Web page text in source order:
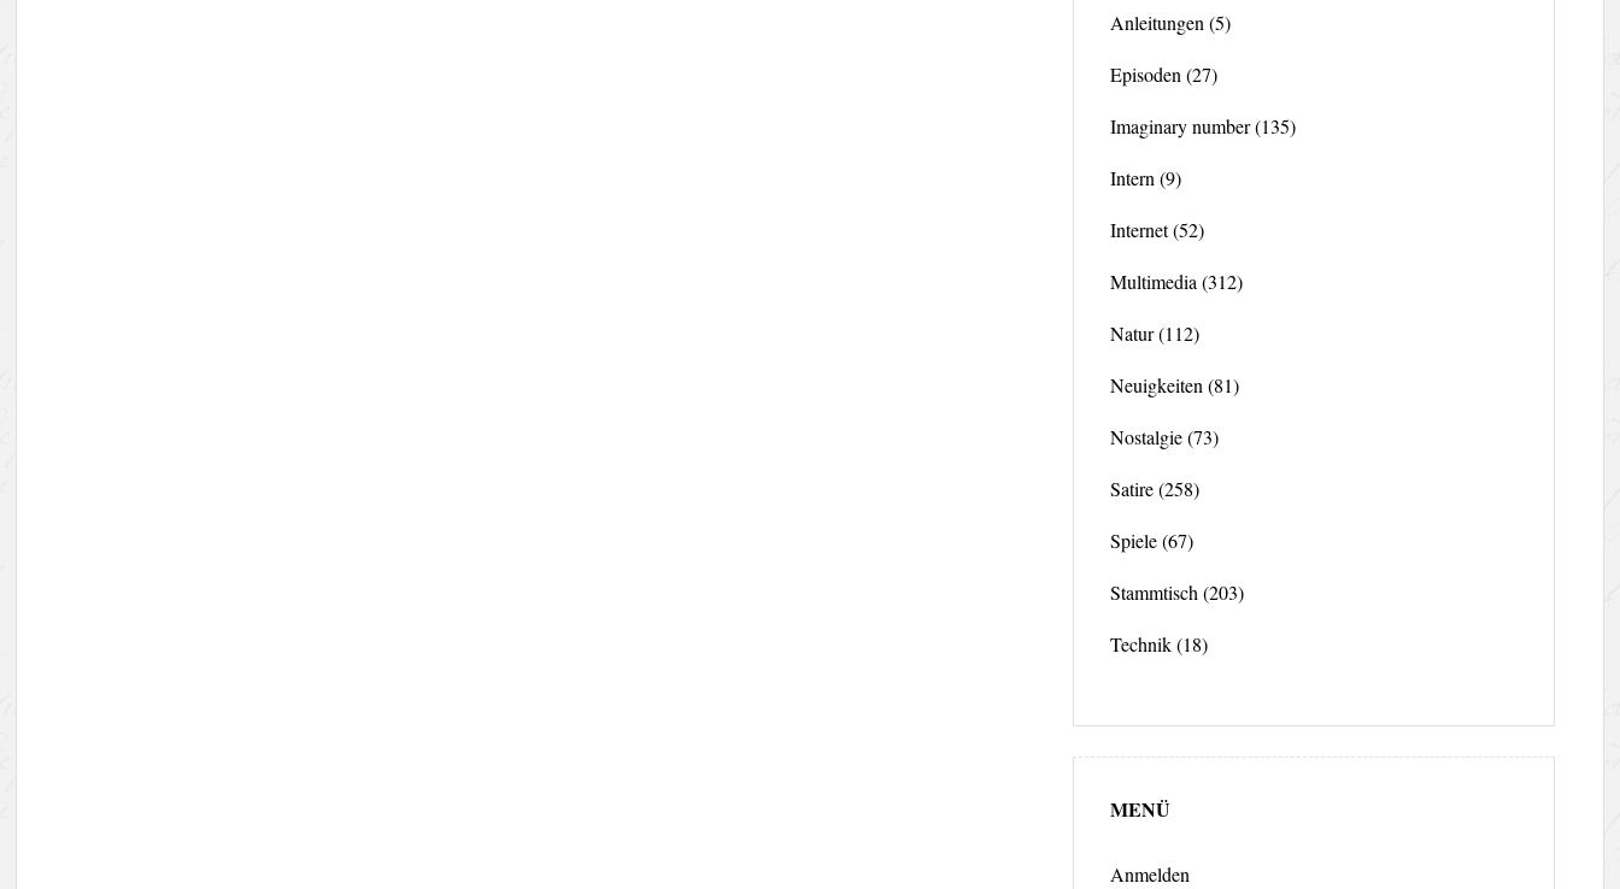
Anleitungen (5)
Episoden (27)
Imaginary number(135)
Intern (9)
Internet(52)
Multimedia (312)
Natur(112)
Neuigkeiten (81)
Nostalgie(73)
Satire(258)
Spiele(67)
Stammtisch (203)
Technik(18)
MENÜ
Anmelden